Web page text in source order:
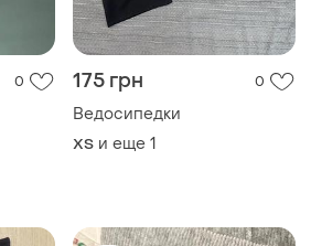
0 175 грн 0
Ведосипедки
ХS и еще 1